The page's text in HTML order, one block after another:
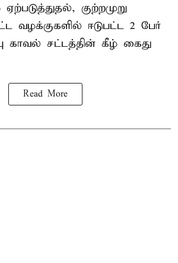
குற்றமுறு
வழக்குகளில் ஈடுபட்ட 2 பேர்
காவல் சட்டத்தின் கீழ் கைது
Read More